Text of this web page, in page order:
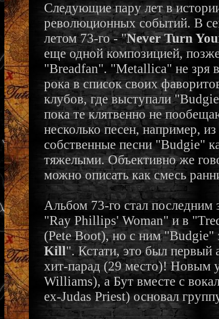
Следующие пару лет в
революционных событий. В
летом 73-го - "Never Turn
еще одной композицией,
"Breadfan". "Metallica" не зря
рока в список своих
клубов, где выступали
пока те клятвенно не
несколько песен, например,
собственные песни "Budgie"
тяжелыми. Объективно же
можно описать как смесь
Альбом 73-го стал последним
"Ray Phillips' Woman" и в
(Pete Boot), но с ним "Budgie"
Kill". Кстати, это был первый
хит-парад (29 место)! Новым
Williams), а Бут вместе с
ex-Judas Priest) основал